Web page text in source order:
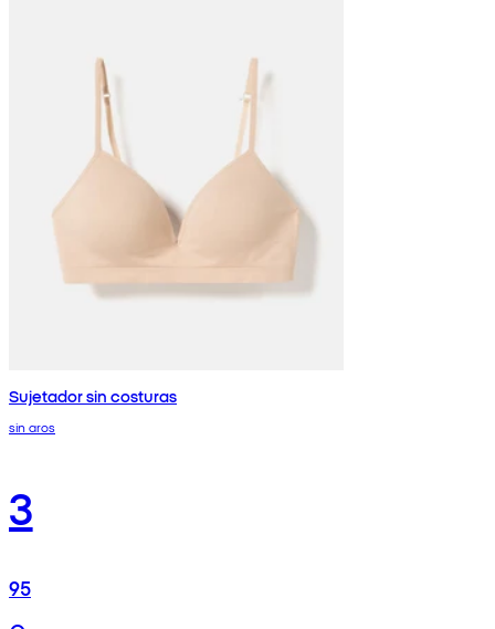
Sujetador sin costuras
sin aros
3
95